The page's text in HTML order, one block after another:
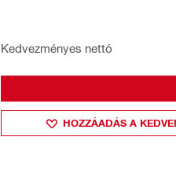
Kedvezményes nettó
HOZZÁADÁS A